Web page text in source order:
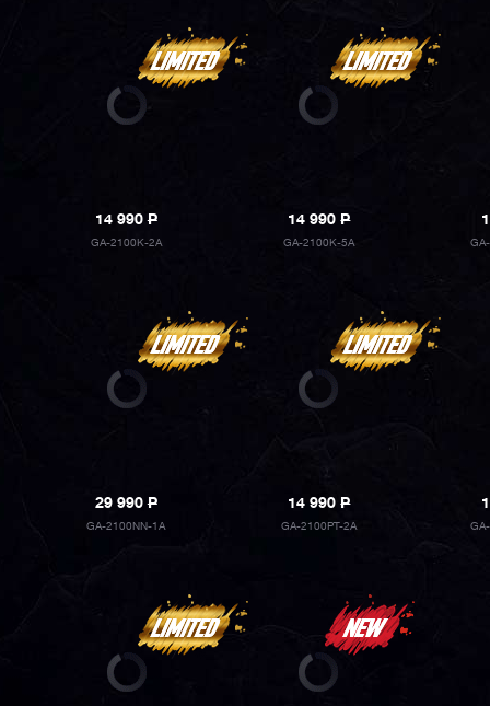
14 990P
GA-2100K-2A
14 990P
GA-2100K-5A
29 990P
GA-2100NN-1A
14 990P
GA-2100PT-2A